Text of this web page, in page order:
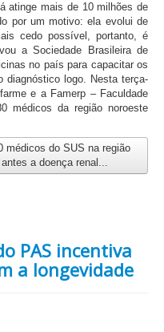
atinge mais de 10 milhões de
por um motivo: ela evolui de
cedo possível, portanto, é
a Sociedade Brasileira de
no país para capacitar os
diagnóstico logo. Nesta terça-
e a Famerp – Faculdade
médicos da região noroeste
médicos do SUS na região
a doença renal...
PAS incentiva
a longevidade